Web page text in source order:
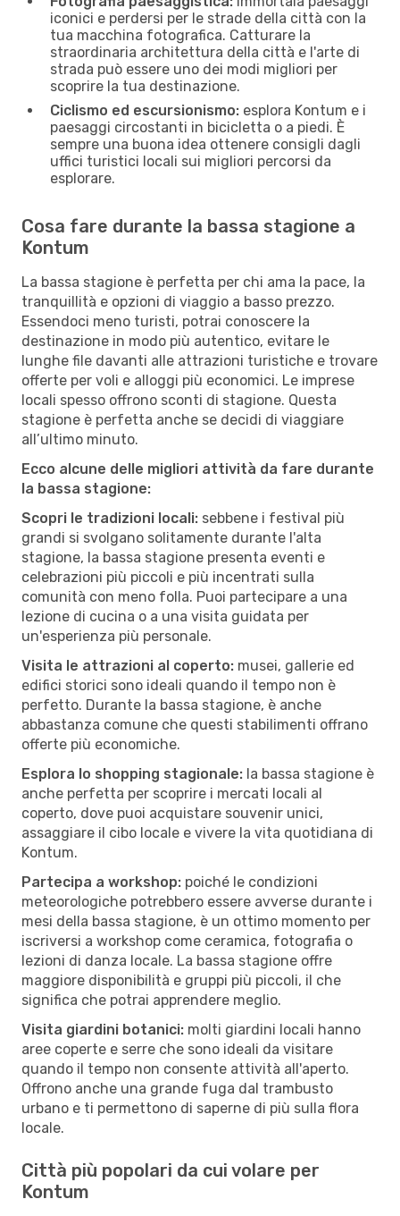
iconici e perdersi per le strade della città con la
tua macchina fotografica. Catturare la
straordinaria architettura della città e l'arte di
strada può essere uno dei modi migliori per
scoprire la tua destinazione.
Ciclismo ed escursionismo: esplora Kontum e i
paesaggi circostanti in bicicletta o a piedi. È
sempre una buona idea ottenere consigli dagli
uffici turistici locali sui migliori percorsi da
esplorare.
Cosa fare durante la bassa stagione a
Kontum
La bassa stagione è perfetta per chi ama la pace, la
tranquillità e opzioni di viaggio a basso prezzo.
Essendoci meno turisti, potrai conoscere la
destinazione in modo più autentico, evitare le
lunghe file davanti alle attrazioni turistiche e trovare
offerte per voli e alloggi più economici. Le imprese
locali spesso offrono sconti di stagione. Questa
stagione è perfetta anche se decidi di viaggiare
all’ultimo minuto.
Ecco alcune delle migliori attività da fare durante
la bassa stagione:
Scopri le tradizioni locali: sebbene i festival più
grandi si svolgano solitamente durante l'alta
stagione, la bassa stagione presenta eventi e
celebrazioni più piccoli e più incentrati sulla
comunità con meno folla. Puoi partecipare a una
lezione di cucina o a una visita guidata per
un'esperienza più personale.
Visita le attrazioni al coperto: musei, gallerie ed
edifici storici sono ideali quando il tempo non è
perfetto. Durante la bassa stagione, è anche
abbastanza comune che questi stabilimenti offrano
offerte più economiche.
Esplora lo shopping stagionale: la bassa stagione è
anche perfetta per scoprire i mercati locali al
coperto, dove puoi acquistare souvenir unici,
assaggiare il cibo locale e vivere la vita quotidiana di
Kontum.
Partecipa a workshop: poiché le condizioni
meteorologiche potrebbero essere avverse durante i
mesi della bassa stagione, è un ottimo momento per
iscriversi a workshop come ceramica, fotografia o
lezioni di danza locale. La bassa stagione offre
maggiore disponibilità e gruppi più piccoli, il che
significa che potrai apprendere meglio.
Visita giardini botanici: molti giardini locali hanno
aree coperte e serre che sono ideali da visitare
quando il tempo non consente attività all'aperto.
Offrono anche una grande fuga dal trambusto
urbano e ti permettono di saperne di più sulla flora
locale.
Città più popolari da cui volare per
Kontum